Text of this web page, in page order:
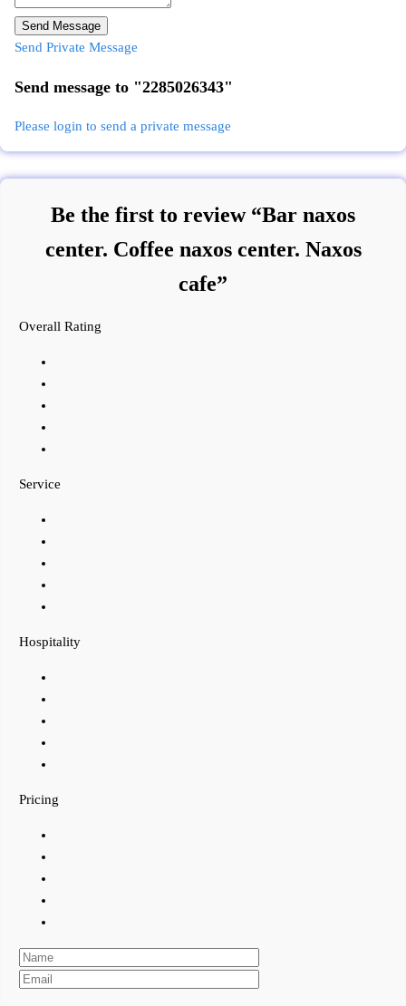
Send Message
Send Private Message
Send message to "2285026343"
Please login to send a private message
Be the first to review “Bar naxos
center. Coffee naxos center. Naxos
cafe”
Overall Rating
Service
Hospitality
Pricing